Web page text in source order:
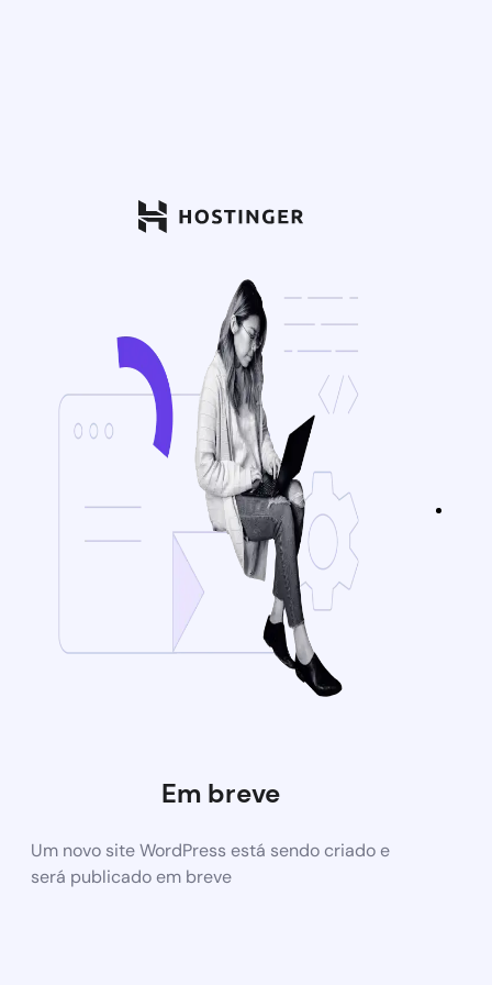
Em breve
Um novo site WordPress está sendo criado e
será publicado em breve